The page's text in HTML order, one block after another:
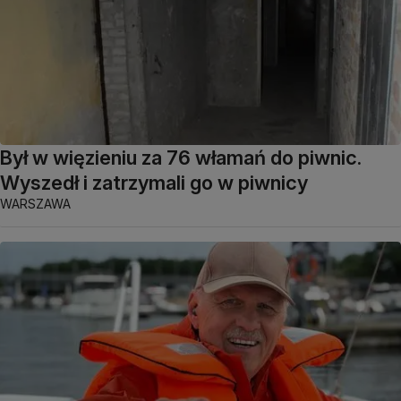
Był w więzieniu za 76 włamań do piwnic.
Wyszedł i zatrzymali go w piwnicy
WARSZAWA